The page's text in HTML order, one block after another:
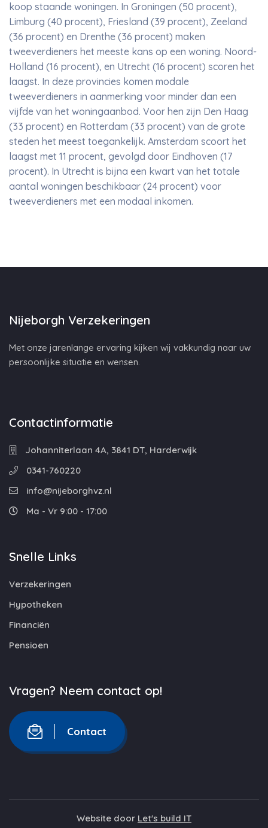
koop staande woningen. In Groningen (50 procent),
Limburg (40 procent), Friesland (39 procent), Zeeland
(36 procent) en Drenthe (36 procent) maken
tweeverdieners het meeste kans op een woning. Noord-
Holland (16 procent), en Utrecht (16 procent) scoren het
laagst. In deze provincies komen modale
tweeverdieners in aanmerking voor minder dan een
vijfde van het woningaanbod. Voor hen zijn Den Haag
(33 procent) en Rotterdam (33 procent) van de grote
steden het meest toegankelijk. Amsterdam scoort het
laagst met 11 procent, gevolgd door Eindhoven (17
procent). In Utrecht is bijna een kwart van het totale
aantal woningen beschikbaar (24 procent) voor
tweeverdieners met een modaal inkomen.
Nijeborgh Verzekeringen
Met onze jarenlange ervaring kijken wij vakkundig naar uw
persoonlijke situatie en wensen.
Contactinformatie
Johanniterlaan 4A, 3841 DT, Harderwijk
0341-760220
info@nijeborghvz.nl
Ma - Vr 9:00 - 17:00
Snelle Links
Verzekeringen
Hypotheken
Financiën
Pensioen
Vragen? Neem contact op!
Contact
Website door Let's build IT